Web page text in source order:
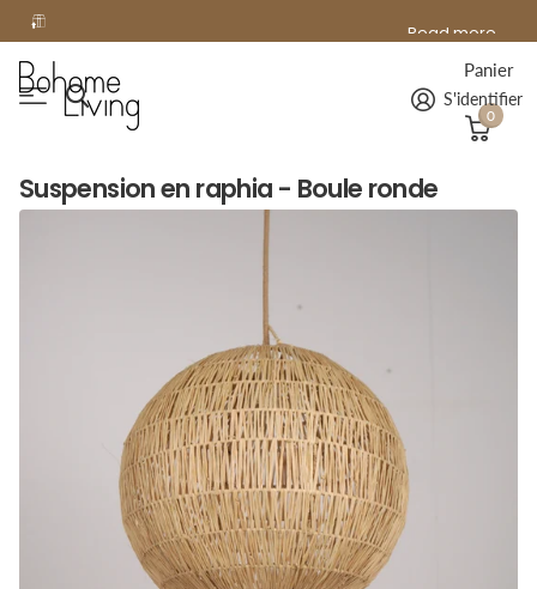
Livraisonofferteà domicile dès 99€ d'achat !
Read more
S'identifier
Panier
0
Suspension en raphia - Boule ronde